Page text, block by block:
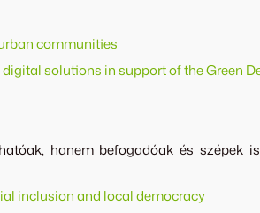
communities
solutions in support of the Green
hanem befogadóak és
inclusion and local democracy